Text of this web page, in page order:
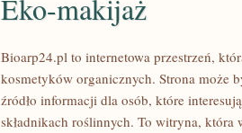
Eko-makijaż
Bioarp24.pl to internetowa przestrzeń,
kosmetyków organicznych. Strona może
źródło informacji dla osób, które
składnikach roślinnych. To witryna, która